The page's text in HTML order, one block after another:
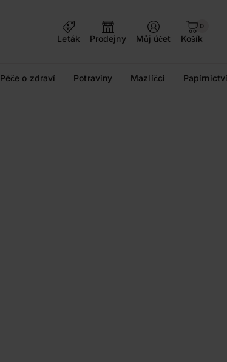
Leták
Prodejny Můj účet
0
Košík
Péče o zdraví Potraviny Mazlíčci